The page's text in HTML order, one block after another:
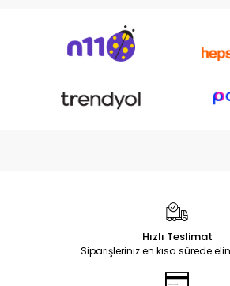
Hızlı Teslimat
Siparişleriniz en kısa sürede